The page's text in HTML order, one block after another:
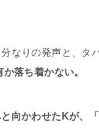
なりの発声と、タバ
か落ち着かない。
向かわせたKが、